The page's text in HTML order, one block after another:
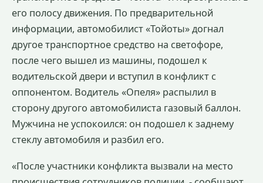
его полосу движения. По предварительной
информации, автомобилист «Тойоты» догнал
другое транспортное средство на светофоре,
после чего вышел из машины, подошел к
водительской двери и вступил в конфликт с
оппонентом. Водитель «Опеля» распылил в
сторону другого автомобилиста газовый баллон.
Мужчина не успокоился: он подошел к заднему
стеклу автомобиля и разбил его.
«После участники конфликта вызвали на место